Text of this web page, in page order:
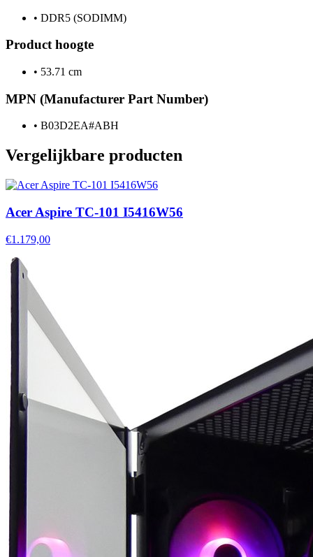
• DDR5 (SODIMM)
Product hoogte
• 53.71 cm
MPN (Manufacturer Part Number)
• B03D2EA#ABH
Vergelijkbare producten
Acer Aspire TC-101 I5416W56
€1.179,00